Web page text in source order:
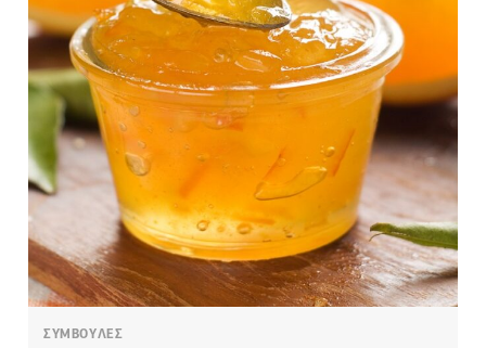
ΣΥΜΒΟΥΛΕΣ